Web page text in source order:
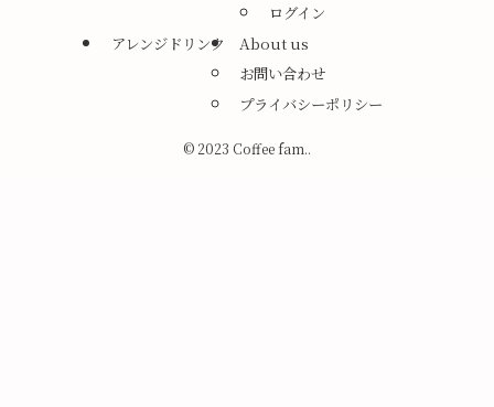
ログイン
アレンジドリンク
About us
お問い合わせ
プライバシーポリシー
© 2023 Coffee fam..